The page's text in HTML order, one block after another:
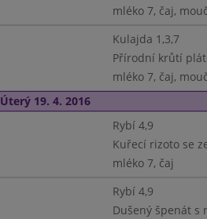
mléko 7, čaj,
Kulajda 1,3,7
Přírodní krůtí
mléko 7, čaj,
Úterý 19. 4. 2016
Rybí 4,9
Kuřecí rizoto se
mléko 7, čaj
Rybí 4,9
Dušený špenát s